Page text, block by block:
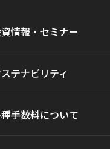
情報・セミナー
テナビリティ
手数料について